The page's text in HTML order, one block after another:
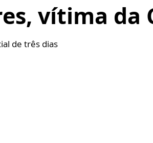
vítima da
de três dias